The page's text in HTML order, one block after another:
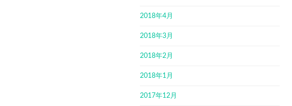
2018年4月
2018年3月
2018年2月
2018年1月
2017年12月